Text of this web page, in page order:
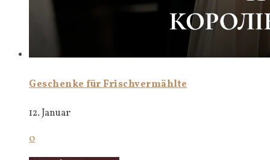
Geschenke für Frischvermählte
12. Januar
0